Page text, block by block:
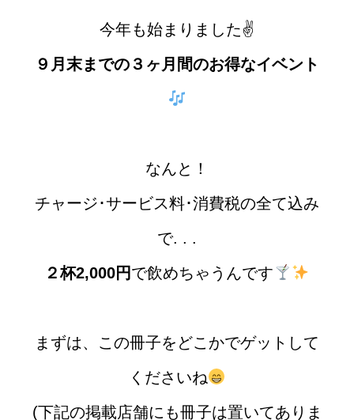
今年も始まりました✌️
９月末までの３ヶ月間のお得なイベント
なんと！
チャージ･サービス料･消費税の全て込み
で. . .
２杯2,000円で飲めちゃうんです
まずは、この冊子をどこかでゲットして
くださいね
(下記の掲載店舗にも冊子は置いてありま